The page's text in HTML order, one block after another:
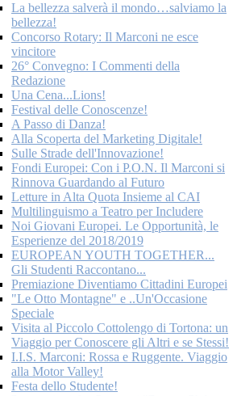
La bellezza salverà il mondo…salviamo la
bellezza!
Concorso Rotary: Il Marconi ne esce
vincitore
26° Convegno: I Commenti della
Redazione
Una Cena...Lions!
Festival delle Conoscenze!
A Passo di Danza!
Alla Scoperta del Marketing Digitale!
Sulle Strade dell'Innovazione!
Fondi Europei: Con i P.O.N. Il Marconi si
Rinnova Guardando al Futuro
Letture in Alta Quota Insieme al CAI
Multilinguismo a Teatro per Includere
Noi Giovani Europei. Le Opportunità, le
Esperienze del 2018/2019
EUROPEAN YOUTH TOGETHER...
Gli Studenti Raccontano...
Premiazione Diventiamo Cittadini Europei
"Le Otto Montagne" e ..Un'Occasione
Speciale
Visita al Piccolo Cottolengo di Tortona: un
Viaggio per Conoscere gli Altri e se Stessi!
I.I.S. Marconi: Rossa e Ruggente. Viaggio
alla Motor Valley!
Festa dello Studente!